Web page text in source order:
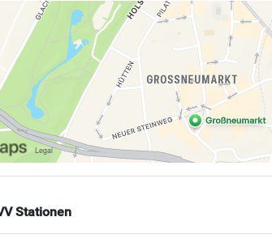
Stationen